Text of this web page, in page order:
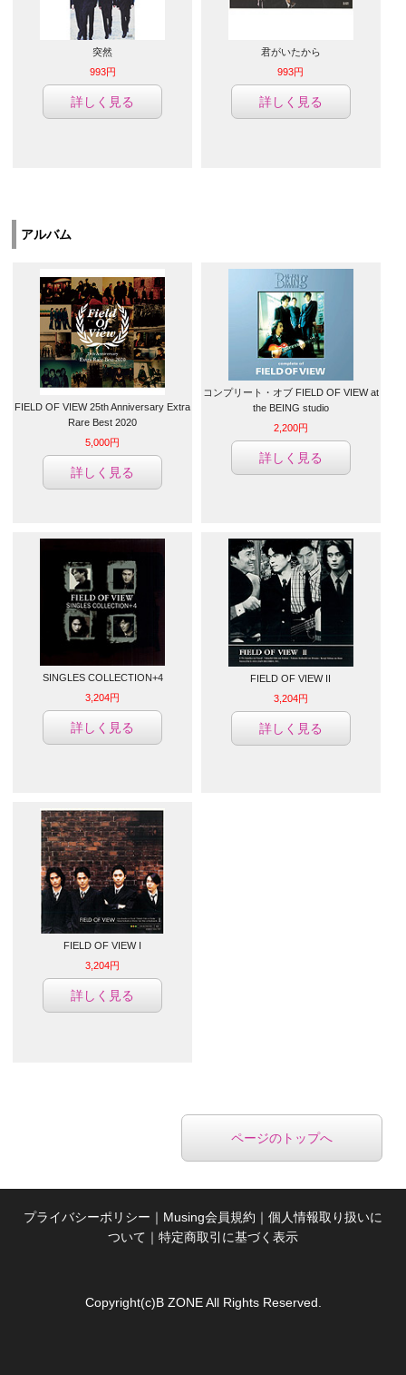
突然
993円
詳しく見る
君がいたから
993円
詳しく見る
アルバム
FIELD OF VIEW 25th Anniversary Extra
Rare Best 2020
5,000円
詳しく見る
コンプリート・オブ FIELD OF VIEW at
the BEING studio
2,200円
詳しく見る
SINGLES COLLECTION+4
3,204円
詳しく見る
FIELD OF VIEW II
3,204円
詳しく見る
FIELD OF VIEW I
3,204円
詳しく見る
ページのトップへ
プライバシーポリシー ｜ Musing会員規約 ｜ 個人情報取り扱いに
ついて ｜ 特定商取引に基づく表示
Copyright(c)B ZONE All Rights Reserved.